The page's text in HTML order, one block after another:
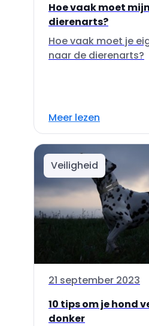
Hoe vaak moet
dierenarts?
Hoe vaak moet je
naar de dierenarts?
Meer lezen
Veiligheid
21 september 2023
10 tips om je hond
donker